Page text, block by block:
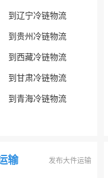
到辽宁冷链物流
到贵州冷链物流
到西藏冷链物流
到甘肃冷链物流
到青海冷链物流
输 发布大件运输